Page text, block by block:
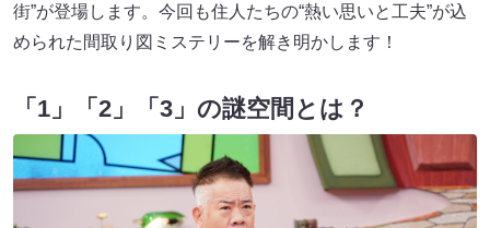
街”が登場します。今回も住人たちの“熱い思いと工夫”が込
められた間取り図ミステリーを解き明かします！
「1」「2」「3」の謎空間とは？